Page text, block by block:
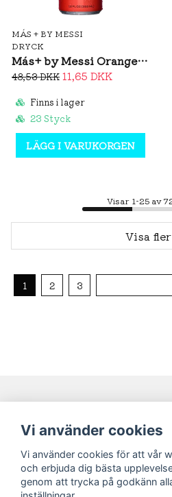
MÁS + BY MESSI
DRYCK
Más+ by Messi Orange d'Or 355ml
48,53 DKK 11,65 DKK
Finns i lager
23 Styck
LÄGG I VARUKORGEN
Visar 1-25 av
Visa fler
1 2 3
Navigering
Nyheter!
Förbeställning
Vi använder cookies
Vi använder cookies för att vår
och erbjuda dig bästa
genom att trycka på godkänn